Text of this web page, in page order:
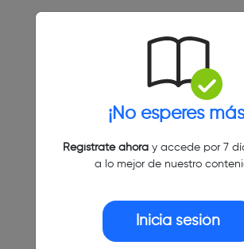
¡No esperes
Regístrate ahoray accede por 7
a lo mejor de nuestro
Inicia sesión